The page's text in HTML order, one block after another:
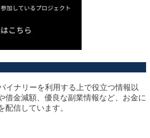
イナリーを利用する上で役立つ情報以
借金減額、優良な副業情報など、お金に
配信しています。